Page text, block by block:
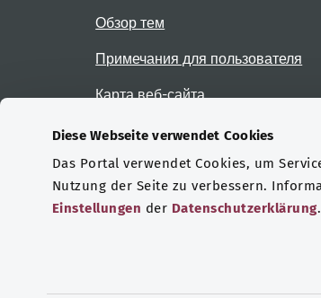
Diese Webseite verwendet Cookies
Das Portal verwendet Cookies, um
Nutzung der Seite zu verbessern.
Einstellungen der Datenschutzerklärung.
Обзор тем
Примечания для пользователя
Карта веб-сайта
Сертификаты